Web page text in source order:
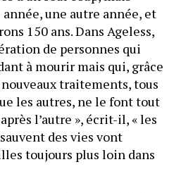
une autre année, et
150 ans. Dans Ageless,
de personnes qui
à mourir mais qui, grâce
traitements, tous
les autres, ne le font tout
l’autre », écrit-il, « les
des vies vont
toujours plus loin dans